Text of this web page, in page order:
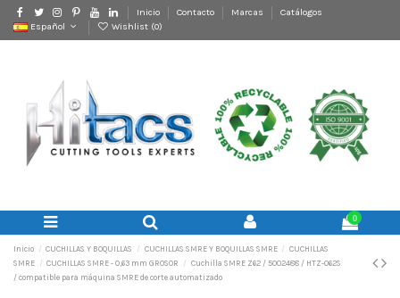
Inicio Contacto Marcas
Catálogos
Español
Wishlist (0)
0
Inicio CUCHILLAS Y BOQUILLAS CUCHILLAS SMRE Y BOQUILLAS SMRE
CUCHILLAS
SMRE
CUCHILLAS SMRE - 0,63 mm GROSOR
Cuchilla SMRE Z62 / 5002488 / HTZ-062S
/ compatible para máquina SMRE de corte automatizado